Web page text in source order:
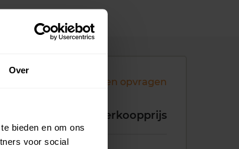
Over
bieden en om ons
voor social
Andere koopsommen opvragen
Verkoopprijs